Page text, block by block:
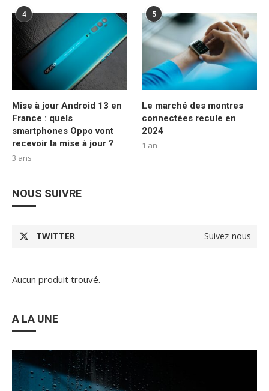
4
Mise à jour Android 13 en
France : quels
smartphones Oppo vont
recevoir la mise à jour ?
3 ans
5
Le marché des montres
connectées recule en
2024
1 an
NOUS SUIVRE
TWITTER Suivez-nous
Aucun produit trouvé.
A LA UNE